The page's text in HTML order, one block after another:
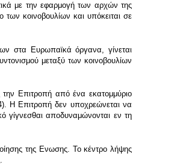
με την εφαρμογή των αρχών της
των κοινοβουλίων και υπόκειται σε
στα Ευρωπαϊκά όργανα, γίνεται
μεταξύ των κοινοβουλίων
Επιτροπή από ένα εκατομμύριο
Η Επιτροπή δεν υποχρεώνεται να
γίγνεσθαι αποδυναμώνονται εν τη
της Ενωσης. Το κέντρο λήψης